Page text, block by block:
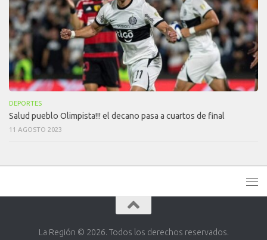
DEPORTES
Salud pueblo Olimpista!!! el decano pasa a cuartos de final
11 AGOSTO 2023
La Región © 2026. Todos los derechos reservados.